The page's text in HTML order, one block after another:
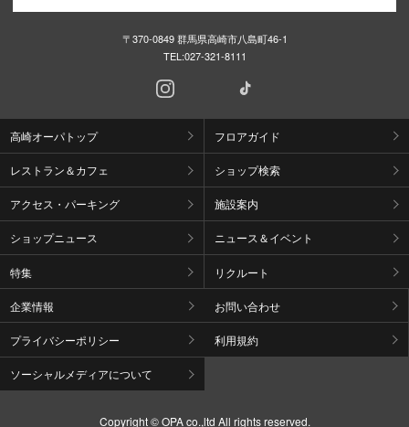
〒370-0849 群馬県高崎市八島町46-1
TEL:027-321-8111
高崎オーパトップ フロアガイド
レストラン＆カフェ ショップ検索
アクセス・パーキング 施設案内
ショップニュース ニュース＆イベント
特集 リクルート
企業情報 お問い合わせ
プライバシーポリシー 利用規約
ソーシャルメディアについて
Copyright © OPA co.,ltd All rights reserved.